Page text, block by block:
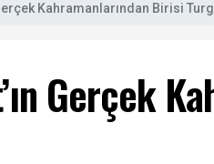
Kahramanlarından Birisi
Gerçek